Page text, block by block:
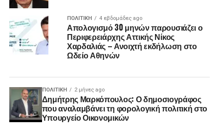
ΠΟΛΙΤΙΚΉ 4 εβδομάδες ago
Απολογισμό 30 μηνών παρουσιάζει ο
Περιφερειάρχης Αττικής Νίκος
Χαρδαλιάς – Ανοιχτή εκδήλωση στο
Ωδείο Αθηνών
ΠΟΛΙΤΙΚΉ 2 μήνες ago
Δημήτρης Μαρκόπουλος: Ο δημοσιογράφος
που αναλαμβάνει τη φορολογική πολιτική στο
Υπουργείο Οικονομικών